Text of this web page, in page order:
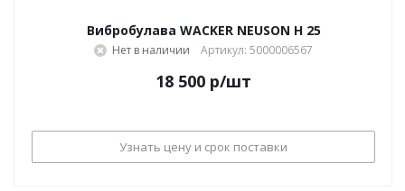
Вибробулава WACKER NEUSON Н 25
Нет в наличии Артикул: 5000006567
18 500 р/шт
Узнать цену и срок поставки